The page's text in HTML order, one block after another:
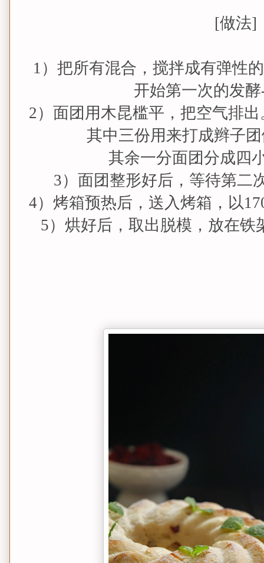
[做法]
1）把所有混合，搅拌成有弹性
开始第一次的发
2）面团用木昆槛平，把空气排
其中三份用来打成辫子
其余一分面团分成四
3）面团整形好后，等待第二
4）烤箱预热后，送入烤箱，以
5）烘好后，取出脱模，放在铁